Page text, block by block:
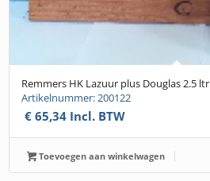
Remmers HK Lazuur plus Douglas 2.5 ltr
Artikelnummer: 200122
€ 65,34 Incl. BTW
Toevoegen aan winkelwagen